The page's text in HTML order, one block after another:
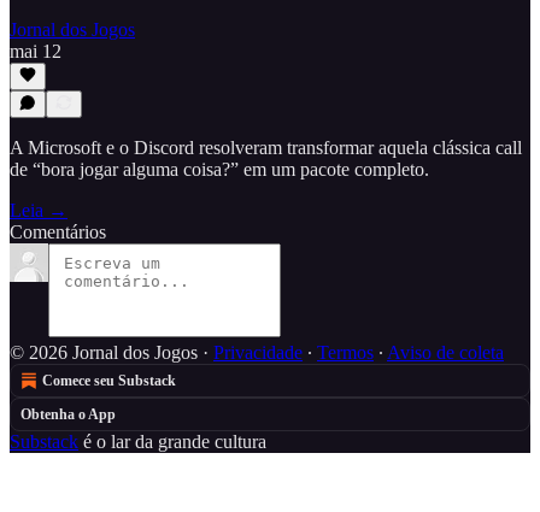
Jornal dos Jogos
mai 12
A Microsoft e o Discord resolveram transformar aquela clássica call
de “bora jogar alguma coisa?” em um pacote completo.
Leia →
Comentários
© 2026 Jornal dos Jogos · Privacidade ∙ Termos ∙ Aviso de coleta
Comece seu Substack
Obtenha o App
Substack é o lar da grande cultura